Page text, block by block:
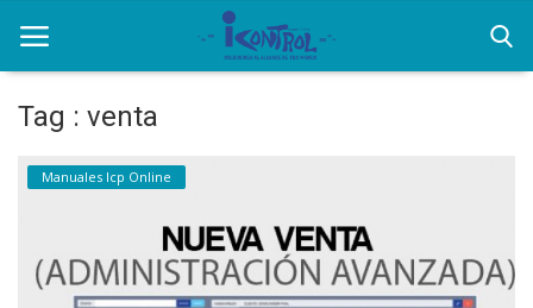
Home
Facturación Electrónica
Tag : venta
Manuales Icp Online